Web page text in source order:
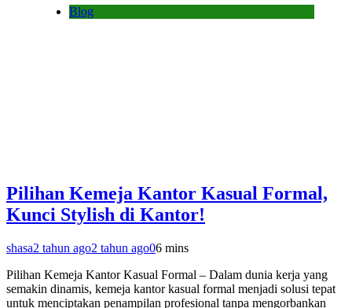
Blog
Pilihan Kemeja Kantor Kasual Formal,
Kunci Stylish di Kantor!
shasa2 tahun ago2 tahun ago06 mins
Pilihan Kemeja Kantor Kasual Formal – Dalam dunia kerja yang
semakin dinamis, kemeja kantor kasual formal menjadi solusi tepat
untuk menciptakan penampilan profesional tanpa mengorbankan